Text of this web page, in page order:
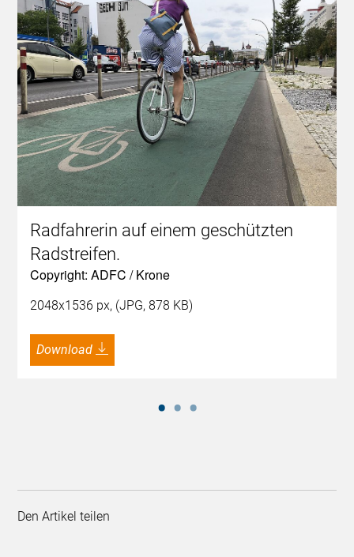
Radfahrerin auf einem geschützten
Radstreifen.
Copyright: ADFC / Krone
2048x1536 px, (JPG, 878 KB)
Download
Den Artikel teilen